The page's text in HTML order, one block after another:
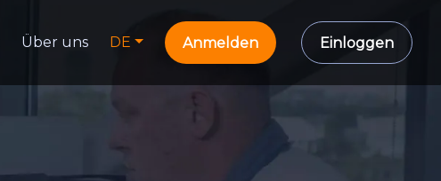
Über uns DE Anmelden Einloggen